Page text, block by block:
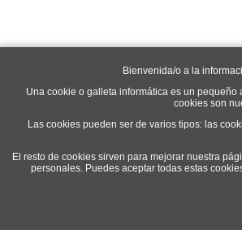
Bienvenida/o a la
Una cookie o galleta informática es un pequeño
cookies son
Las cookies pueden ser de varios tipos: las
El resto de cookies sirven para mejorar nuestra
personales. Puedes aceptar todas estas